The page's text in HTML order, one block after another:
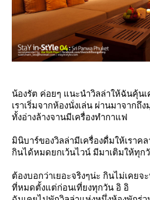
น้องรัต ค่อยๆ แนะนำวิลล่าให้ฉันคุ้น
เราเริ่มจากห้องนั่งเล่น ผ่านมาจากถึ
ทั้งอ่างล้างจานมีเครื่องทำกาแฟ
มินิบาร์ของวิลล่ามีเครื่องดื่มให้เรา
กินได้หมดยกเว้นไวน์ มีมาเติมให้ทุก
ต้องบอกว่าเยอะจริงๆน่ะ กินไม่เคยจ
ที่หมดตั้งแต่ก่อนเที่ยงทุกวัน อิ อิ